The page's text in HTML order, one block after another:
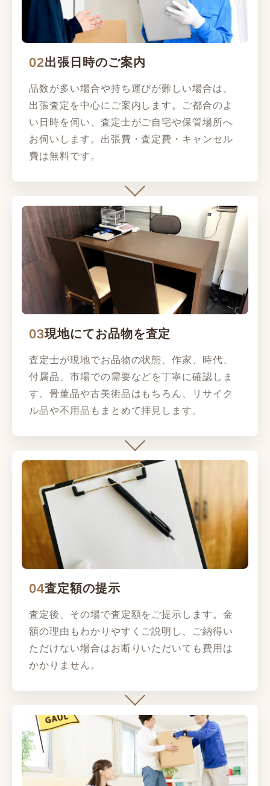
02出張日時のご案内
品数が多い場合や持ち運びが難しい場合は、
出張査定を中心にご案内します。ご都合のよ
い日時を伺い、査定士がご自宅や保管場所へ
お伺いします。出張費・査定費・キャンセル
費は無料です。
03現地にてお品物を査定
査定士が現地でお品物の状態、作家、時代、
付属品、市場での需要などを丁寧に確認しま
す。骨董品や古美術品はもちろん、リサイク
ル品や不用品もまとめて拝見します。
04査定額の提示
査定後、その場で査定額をご提示します。金
額の理由もわかりやすくご説明し、ご納得い
ただけない場合はお断りいただいても費用は
かかりません。